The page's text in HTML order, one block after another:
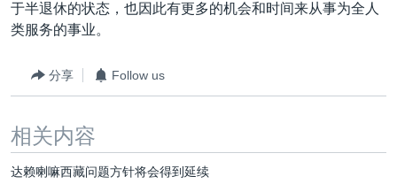
于半退休的状态，也因此有更多的机会和时间来从事为全人
类服务的事业。
分享 Follow us
相关内容
达赖喇嘛西藏问题方针将会得到延续